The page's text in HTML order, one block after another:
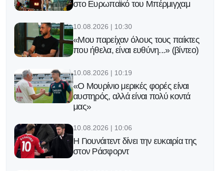
στο Ευρωπαϊκό του Μπέρμιγχαμ
10.08.2026 | 10:30
«Μου παρείχαν όλους τους παίκτες
που ήθελα, είναι ευθύνη...» (βίντεο)
10.08.2026 | 10:19
«Ο Μουρίνιο μερικές φορές είναι
αυστηρός, αλλά είναι πολύ κοντά
μας»
10.08.2026 | 10:06
H Γιουνάιτεντ δίνει την ευκαιρία της
στον Ράσφορντ